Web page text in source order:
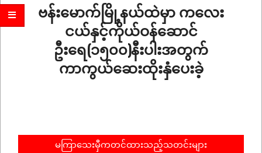
ဗန်းမောက်မြို့နယ်ထဲမှာ ကလေး
ငယ်နှင့်ကိုယ်ဝန်ဆောင်
ဦးရေ(၁၅၀၀)နီးပါးအတွက်
ကာကွယ်ဆေးထိုးနှံပေးခဲ့
မကြာသေးမှီကတင်ထားသည့်သတင်းများ